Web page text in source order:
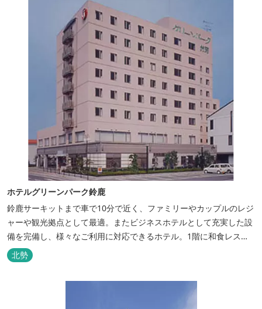
ホテルグリーンパーク鈴鹿
鈴鹿サーキットまで車で10分で近く、ファミリーやカップルのレジ
ャーや観光拠点として最適。またビジネスホテルとして充実した設
備を完備し、様々なご利用に対応できるホテル。1階に和食レスト
ランみやびを併設。
北勢